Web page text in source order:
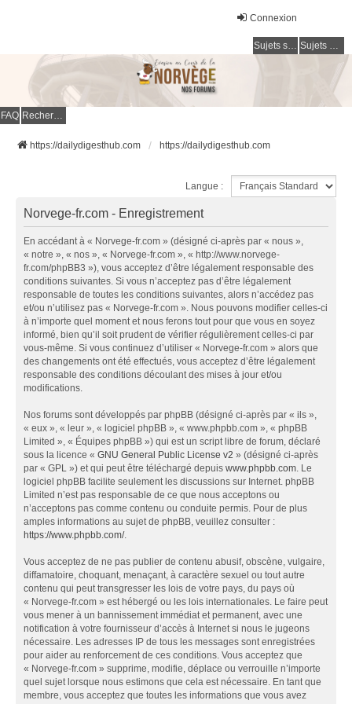
Connexion
Sujets sans réponse Sujets actifs
FAQ Rechercher
https://dailydigesthub.com https://dailydigesthub.com
Langue :
Norvege-fr.com - Enregistrement
En accédant à « Norvege-fr.com » (désigné ci-après par « nous »,
« notre », « nos », « Norvege-fr.com », « http://www.norvege-
fr.com/phpBB3 »), vous acceptez d’être légalement responsable des
conditions suivantes. Si vous n’acceptez pas d’être légalement
responsable de toutes les conditions suivantes, alors n’accédez pas
et/ou n’utilisez pas « Norvege-fr.com ». Nous pouvons modifier celles-ci
à n’importe quel moment et nous ferons tout pour que vous en soyez
informé, bien qu’il soit prudent de vérifier régulièrement celles-ci par
vous-même. Si vous continuez d’utiliser « Norvege-fr.com » alors que
des changements ont été effectués, vous acceptez d’être légalement
responsable des conditions découlant des mises à jour et/ou
modifications.
Nos forums sont développés par phpBB (désigné ci-après par « ils »,
« eux », « leur », « logiciel phpBB », « www.phpbb.com », « phpBB
Limited », « Équipes phpBB ») qui est un script libre de forum, déclaré
sous la licence « GNU General Public License v2 » (désigné ci-après
par « GPL ») et qui peut être téléchargé depuis www.phpbb.com. Le
logiciel phpBB facilite seulement les discussions sur Internet. phpBB
Limited n’est pas responsable de ce que nous acceptons ou
n’acceptons pas comme contenu ou conduite permis. Pour de plus
amples informations au sujet de phpBB, veuillez consulter :
https://www.phpbb.com/.
Vous acceptez de ne pas publier de contenu abusif, obscène, vulgaire,
diffamatoire, choquant, menaçant, à caractère sexuel ou tout autre
contenu qui peut transgresser les lois de votre pays, du pays où
« Norvege-fr.com » est hébergé ou les lois internationales. Le faire peut
vous mener à un bannissement immédiat et permanent, avec une
notification à votre fournisseur d’accès à Internet si nous le jugeons
nécessaire. Les adresses IP de tous les messages sont enregistrées
pour aider au renforcement de ces conditions. Vous acceptez que
« Norvege-fr.com » supprime, modifie, déplace ou verrouille n’importe
quel sujet lorsque nous estimons que cela est nécessaire. En tant que
membre, vous acceptez que toutes les informations que vous avez